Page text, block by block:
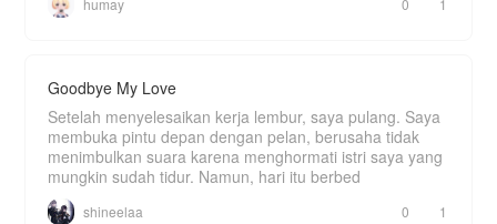
Goodbye My Love
Setelah menyelesaikan kerja lembur, saya pulang. Saya
membuka pintu depan dengan pelan, berusaha tidak
menimbulkan suara karena menghormati istri saya yang
mungkin sudah tidur. Namun, hari itu berbed
shineelaa 0 1